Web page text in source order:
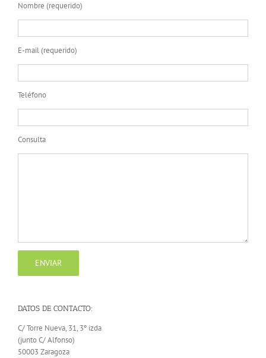
Nombre (requerido)
E-mail (requerido)
Teléfono
Consulta
DATOS DE CONTACTO:
C/ Torre Nueva, 31, 3º izda
(junto C/ Alfonso)
50003 Zaragoza